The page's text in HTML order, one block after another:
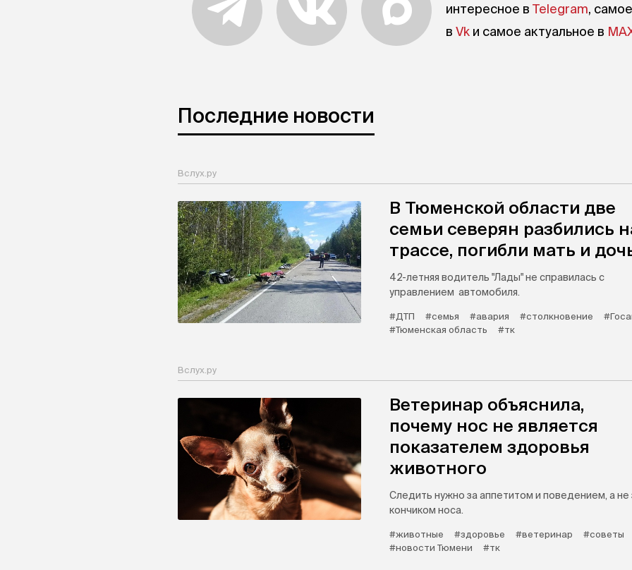
интересное в Telegram,
в Vk и самое актуальное в
Последние новости
Вслух.ру
В Тюменской области две
семьи северян разбились
трассе, погибли мать и
42-летняя водитель "Лады" не справилась с
управлением автомобиля.
#ДТП #семья #авария #столкновение
#Тюменская область
#тк
Вслух.ру
Ветеринар объяснила,
почему нос не является
показателем здоровья
животного
Следить нужно за аппетитом и поведением, а не
кончиком носа.
#животные #здоровье #ветеринар
#советы
#новости Тюмени
#тк